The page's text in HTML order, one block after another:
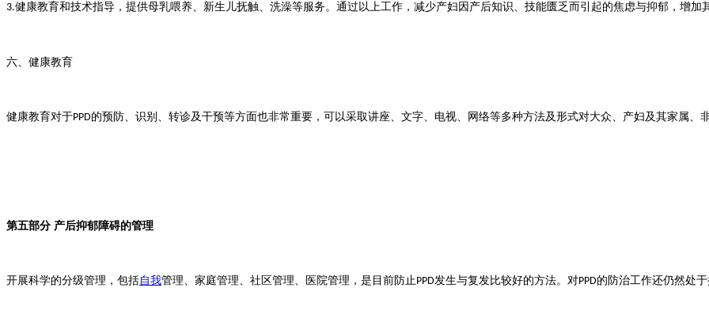
3.健康教育和技术指导，提供母乳喂养、新生儿抚触、洗澡等服务。通过以上工作，减少产妇因产后知识、技能匮乏而引起的焦虑与抑郁，增加
六、健康教育
健康教育对于PPD的预防、识别、转诊及干预等方面也非常重要，可以采取讲座、文字、电视、网络等多种方法及形式对大众、产妇及其家属、
第五部分 产后抑郁障碍的管理
开展科学的分级管理，包括自我管理、家庭管理、社区管理、医院管理，是目前防止PPD发生与复发比较好的方法。对PPD的防治工作还仍然处